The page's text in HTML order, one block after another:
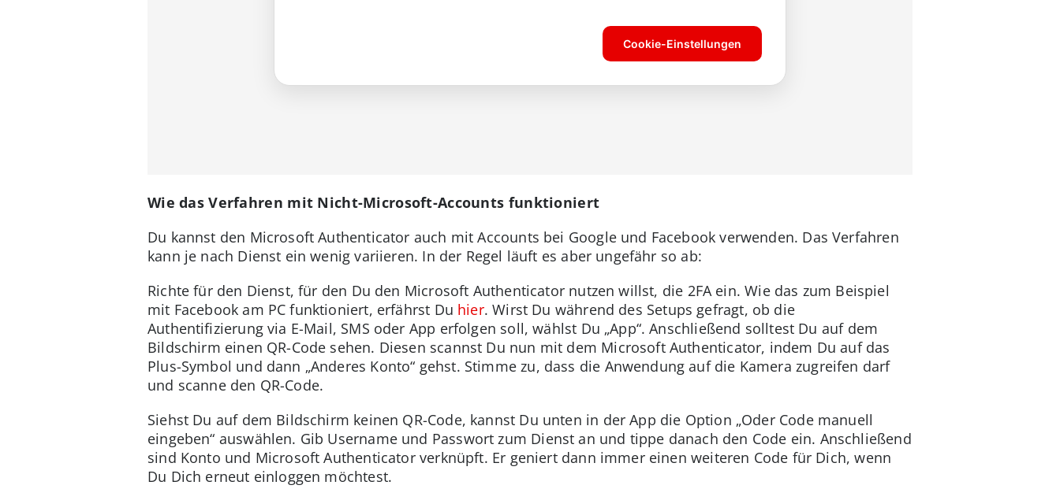
Wie das Verfahren mit Nicht-Microsoft-Accounts funktioniert
Du kannst den Microsoft Authenticator auch mit Accounts bei Google und Facebook verwenden. Das Verfahren
kann je nach Dienst ein wenig variieren. In der Regel läuft es aber ungefähr so ab:
Richte für den Dienst, für den Du den Microsoft Authenticator nutzen willst, die 2FA ein. Wie das zum Beispiel
mit Facebook am PC funktioniert, erfährst Du hier. Wirst Du während des Setups gefragt, ob die
Authentifizierung via E-Mail, SMS oder App erfolgen soll, wählst Du „App“. Anschließend solltest Du auf dem
Bildschirm einen QR-Code sehen. Diesen scannst Du nun mit dem Microsoft Authenticator, indem Du auf das
Plus-Symbol und dann „Anderes Konto“ gehst. Stimme zu, dass die Anwendung auf die Kamera zugreifen darf
und scanne den QR-Code.
Siehst Du auf dem Bildschirm keinen QR-Code, kannst Du unten in der App die Option „Oder Code manuell
eingeben“ auswählen. Gib Username und Passwort zum Dienst an und tippe danach den Code ein. Anschließend
sind Konto und Microsoft Authenticator verknüpft. Er geniert dann immer einen weiteren Code für Dich, wenn
Du Dich erneut einloggen möchtest.